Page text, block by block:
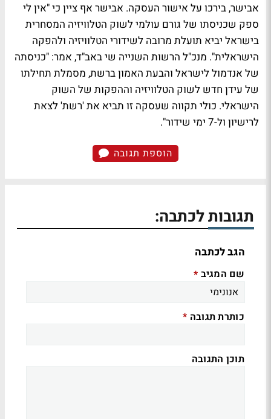
אבישר, בירכו על אישור העסקה. אבישר אף ציין כי "אין לי
ספק שכניסתו של גורם עולמי לשוק הטלוויזיה המסחרית
בישראל יביא תועלת מרובה לשידורי הטלוויזיה ולהפקה
הישראלית". מנכ"ל הרשות השנייה שי באב"ד, אמר: "כניסתה
של אנדמול לישראל והבעת האמון ברשת, מסמלת תחילתו
של עידן חדש לשוק הטלוויזיה וההפקות של השוק
הישראלי. כולי תקווה שעסקה זו תביא את 'רשת' לצאת
לרישיון ול-7 ימי שידור".
הוספת תגובה
תגובות לכתבה:
הגב לכתבה
שם המגיב *
כותרת תגובה *
תוכן התגובה